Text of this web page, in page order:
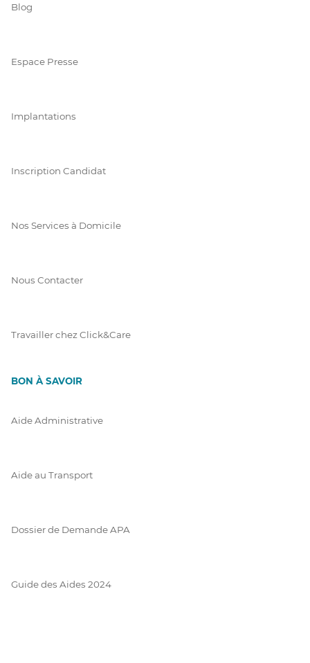
Blog
Espace Presse
Implantations
Inscription Candidat
Nos Services à Domicile
Nous Contacter
Travailler chez Click&Care
BON À SAVOIR
Aide Administrative
Aide au Transport
Dossier de Demande APA
Guide des Aides 2024